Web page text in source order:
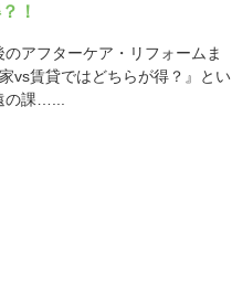
！
アフターケア・リフォームま
vs賃貸ではどちらが得？』とい
の課…...